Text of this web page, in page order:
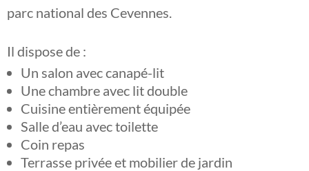
parc national des Cevennes.
Il dispose de :
Un salon avec canapé-lit
Une chambre avec lit double
Cuisine entièrement équipée
Salle d’eau avec toilette
Coin repas
Terrasse privée et mobilier de jardin